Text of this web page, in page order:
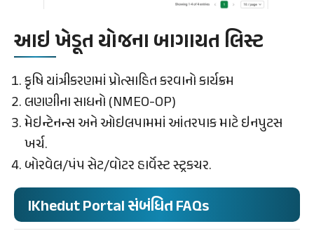
આઇ ખેડૂત યોજના બાગાયત લિસ્ટ
કૃષિ યાંત્રીકરણમાં પ્રોત્સાહિત કરવાનો કાર્યક્રમ
લણણીના સાધનો (NMEO-OP)
મેઇન્ટેનન્સ અને ઓઇલપામમાં આંતરપાક માટે ઇનપુટસ
ખર્ચ.
બોરવેલ/પંપ સેટ/વોટર હાર્વેસ્ટ સ્ટ્રકચર.
IKhedut Portal સંબંધિત FAQs